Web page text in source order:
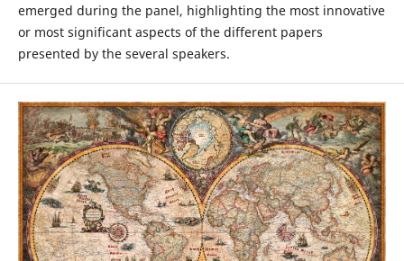
emerged during the panel, highlighting the most innovative
or most significant aspects of the different papers
presented by the several speakers.